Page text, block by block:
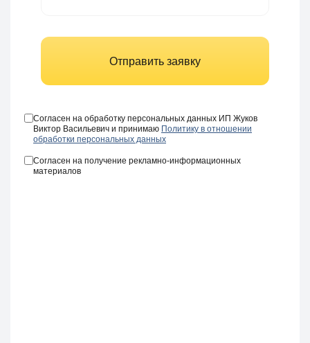
Отправить заявку
Согласен на обработку персональных данных ИП Жуков
Виктор Васильевич и принимаю Политику в отношении
обработки персональных данных
Согласен на получение рекламно-информационных
материалов